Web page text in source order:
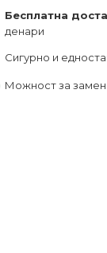
Бесплатна
денари
Сигурно и
Можност за